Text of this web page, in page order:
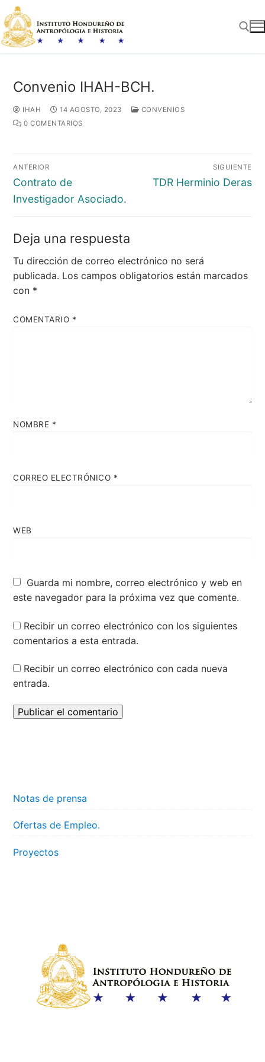
al
contenido
Convenio IHAH-BCH.
IHAH 14 AGOSTO, 2023
CONVENIOS
0 COMENTARIOS
Navegación
de
entradas
ANTERIOR
Entrada
anterior:
Contrato de
Investigador Asociado.
SIGUIENTE
Entrada
TDR Herminio Deras
Deja una respuesta
Tu dirección de correo electrónico no será
publicada. Los campos obligatorios están marcados
con *
COMENTARIO *
NOMBRE *
CORREO ELECTRÓNICO *
WEB
Guarda mi nombre, correo electrónico y web en
este navegador para la próxima vez que comente.
Recibir un correo electrónico con los siguientes
comentarios a esta entrada.
Recibir un correo electrónico con cada nueva
entrada.
Notas de prensa
Ofertas de Empleo.
Proyectos